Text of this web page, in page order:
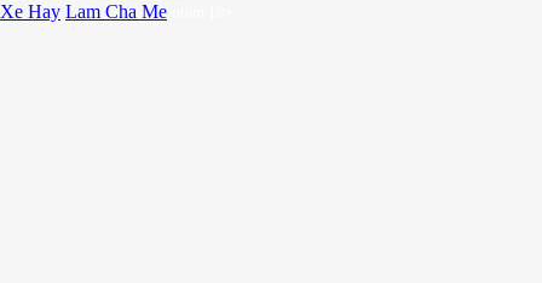
Xe Hay Lam Cha Me